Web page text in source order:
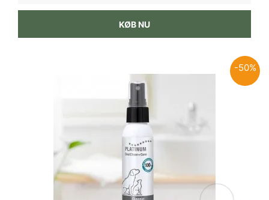
KØB NU
-50%